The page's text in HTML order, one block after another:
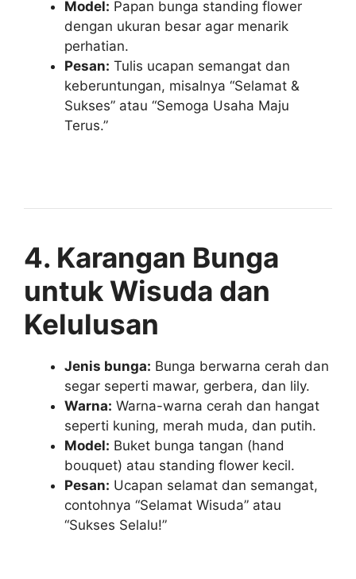
Model: Papan bunga standing flower
dengan ukuran besar agar menarik
perhatian.
Pesan: Tulis ucapan semangat dan
keberuntungan, misalnya “Selamat &
Sukses” atau “Semoga Usaha Maju
Terus.”
4. Karangan Bunga
untuk Wisuda dan
Kelulusan
Jenis bunga: Bunga berwarna cerah dan
segar seperti mawar, gerbera, dan lily.
Warna: Warna-warna cerah dan hangat
seperti kuning, merah muda, dan putih.
Model: Buket bunga tangan (hand
bouquet) atau standing flower kecil.
Pesan: Ucapan selamat dan semangat,
contohnya “Selamat Wisuda” atau
“Sukses Selalu!”